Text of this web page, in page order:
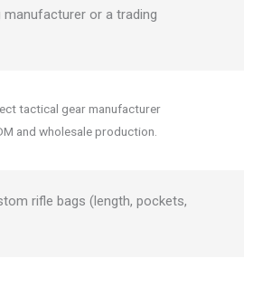
manufacturer or a trading
tactical gear manufacturer
and wholesale production.
rifle bags (length, pockets,